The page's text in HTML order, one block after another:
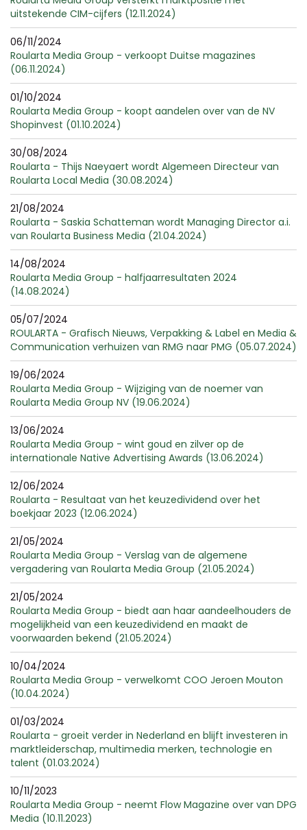
uitstekende CIM-cijfers (12.11.2024)
06/11/2024
Roularta Media Group - verkoopt Duitse magazines
(06.11.2024)
01/10/2024
Roularta Media Group - koopt aandelen over van de NV
Shopinvest (01.10.2024)
30/08/2024
Roularta - Thijs Naeyaert wordt Algemeen Directeur van
Roularta Local Media (30.08.2024)
21/08/2024
Roularta - Saskia Schatteman wordt Managing Director a.i.
van Roularta Business Media (21.04.2024)
14/08/2024
Roularta Media Group - halfjaarresultaten 2024
(14.08.2024)
05/07/2024
ROULARTA - Grafisch Nieuws, Verpakking & Label en Media &
Communication verhuizen van RMG naar PMG (05.07.2024)
19/06/2024
Roularta Media Group - Wijziging van de noemer van
Roularta Media Group NV (19.06.2024)
13/06/2024
Roularta Media Group - wint goud en zilver op de
internationale Native Advertising Awards (13.06.2024)
12/06/2024
Roularta - Resultaat van het keuzedividend over het
boekjaar 2023 (12.06.2024)
21/05/2024
Roularta Media Group - Verslag van de algemene
vergadering van Roularta Media Group (21.05.2024)
21/05/2024
Roularta Media Group - biedt aan haar aandeelhouders de
mogelijkheid van een keuzedividend en maakt de
voorwaarden bekend (21.05.2024)
10/04/2024
Roularta Media Group - verwelkomt COO Jeroen Mouton
(10.04.2024)
01/03/2024
Roularta - groeit verder in Nederland en blijft investeren in
marktleiderschap, multimedia merken, technologie en
talent (01.03.2024)
10/11/2023
Roularta Media Group - neemt Flow Magazine over van DPG
Media (10.11.2023)